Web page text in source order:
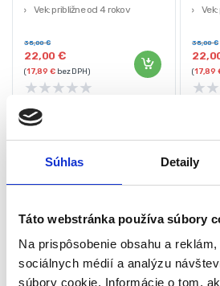
Súhlas Detaily
Táto webstránka používa súbory
Na prispôsobenie obsahu a
sociálnych médií a analýzu
súbory cookie. Informácie o tom,
Vek: približne od 4 rokov
22,00€
35,00€
(17,89€bez DPH)
★★★★★
35,00€
(17,89
★★